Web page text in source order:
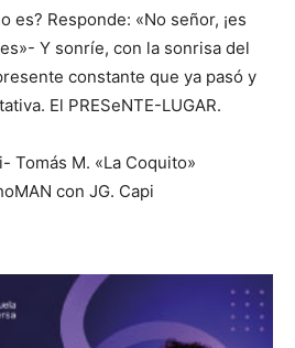
es? Responde: «No señor, ¡es
Y sonríe, con la sonrisa del
constante que ya pasó y
El PRESeNTE-LUGAR.
Tomás M. «La Coquito»
con JG. Capi